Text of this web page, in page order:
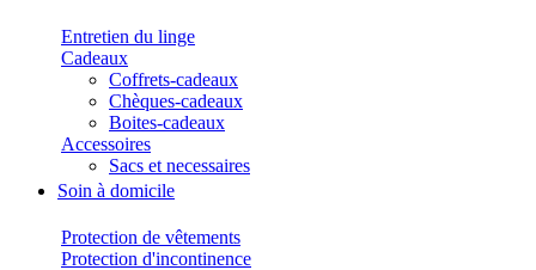
Entretien du linge
Cadeaux
Coffrets-cadeaux
Chèques-cadeaux
Boites-cadeaux
Accessoires
Sacs et necessaires
Soin à domicile
Protection de vêtements
Protection d'incontinence